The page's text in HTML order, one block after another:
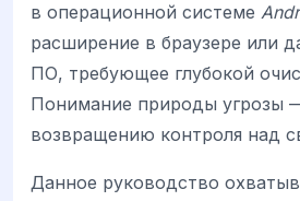
в операционной системе
расширение в браузере или
ПО, требующее глубокой
Понимание природы угрозы
возвращению контроля над
Данное руководство